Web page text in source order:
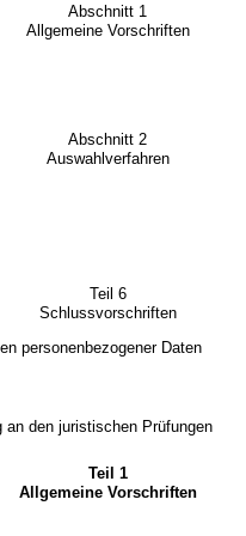
Abschnitt 1
Allgemeine Vorschriften
Abschnitt 2
Auswahlverfahren
Teil 6
Schlussvorschriften
personenbezogener Daten
an den juristischen Prüfungen
Teil 1
Allgemeine Vorschriften